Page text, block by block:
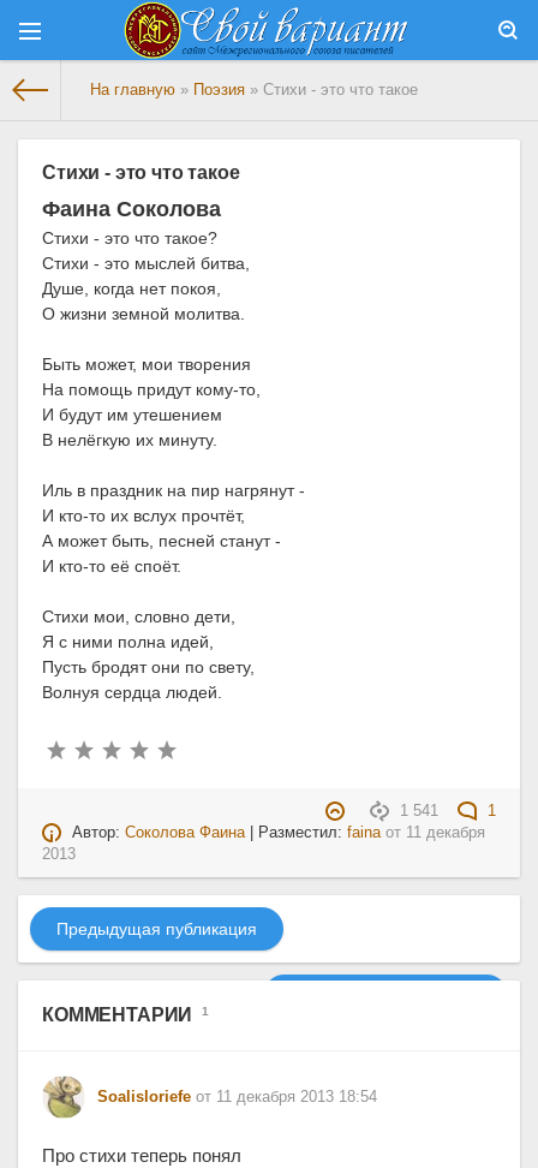
На главную » Поэзия » Стихи - это что такое
Стихи - это что такое
Фаина Соколова
Стихи - это что такое?
Стихи - это мыслей битва,
Душе, когда нет покоя,
О жизни земной молитва.
Быть может, мои творения
На помощь придут кому-то,
И будут им утешением
В нелёгкую их минуту.
Иль в праздник на пир нагрянут -
И кто-то их вслух прочтёт,
А может быть, песней станут -
И кто-то её споёт.
Стихи мои, словно дети,
Я с ними полна идей,
Пусть бродят они по свету,
Волнуя сердца людей.
1 541
1
Автор:Соколова Фаина| Разместил:fainaот 11 декабря
2013
Предыдущая публикация
КОММЕНТАРИИ 1
Soalisloriefe от 11 декабря 2013 18:54
Про стихи теперь понял